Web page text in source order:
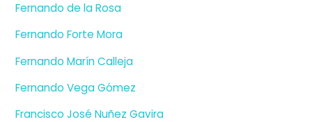
Fernando de la Rosa
Fernando Forte Mora
Fernando Marín Calleja
Fernando Vega Gómez
Francisco José Nuñez Gavira